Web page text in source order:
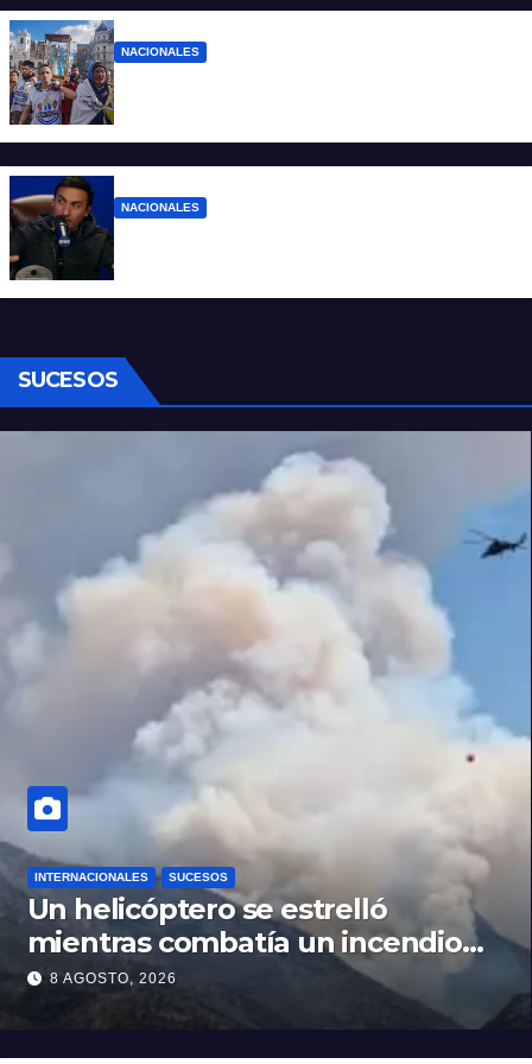
NACIONALES
NACIONALES
SUCESOS
INTERNACIONALES SUCESOS
Un helicóptero se estrelló
mientras combatía un incendio
forestal en Utah
8 AGOSTO, 2026